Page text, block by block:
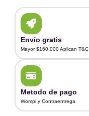
Envío gratis
Mayor $160.000 Aplican T&C
Metodo de pago
Wompi y Contraentrega